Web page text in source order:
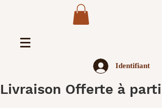
Identifiant
Livraison Offerte à